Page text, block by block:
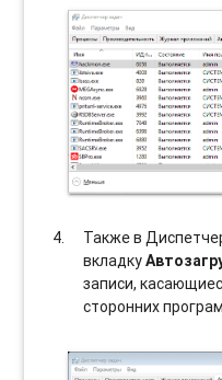
Также в
вкладку
записи,
сторонних